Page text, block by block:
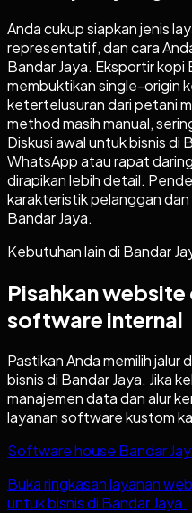
Anda cukup siapkan jenis
representatif, dan cara
Bandar Jaya. Eksportir kopi
membuktikan single-origin
ketertelusuran dari petani
method masih manual,
Diskusi awal untuk bisnis di
WhatsApp atau rapat
dirapikan lebih detail.
karakteristik pelanggan dan
Bandar Jaya.
Kebutuhan lain di Bandar
Pisahkan
software internal
Pastikan Anda memilih
bisnis di Bandar Jaya. Jika
manajemen data dan alur
layanan software kustom
Software house Bandar
Buka ringkasan layanan
untuk bisnis di Bandar Jaya.